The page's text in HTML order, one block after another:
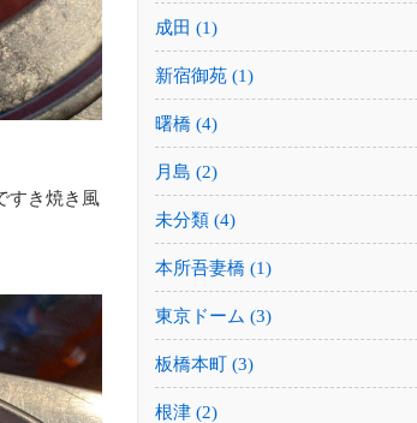
すき焼き風
成田 (1)
新宿御苑 (1)
曙橋 (4)
月島 (2)
未分類 (4)
本所吾妻橋 (1)
東京ドーム (3)
板橋本町 (3)
根津 (2)